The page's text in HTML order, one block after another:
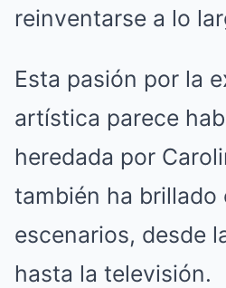
reinventarse a lo
Esta pasión por la
artística parece
heredada por
también ha brillado
escenarios, desde
hasta la televisión.